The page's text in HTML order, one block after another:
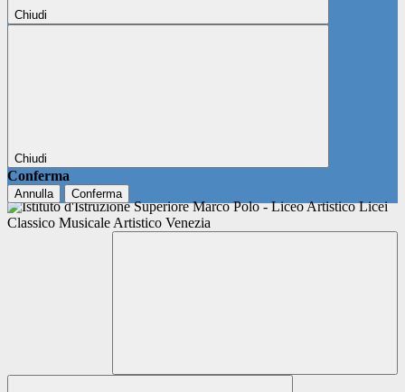
Chiudi
Chiudi
Conferma
Annulla Conferma